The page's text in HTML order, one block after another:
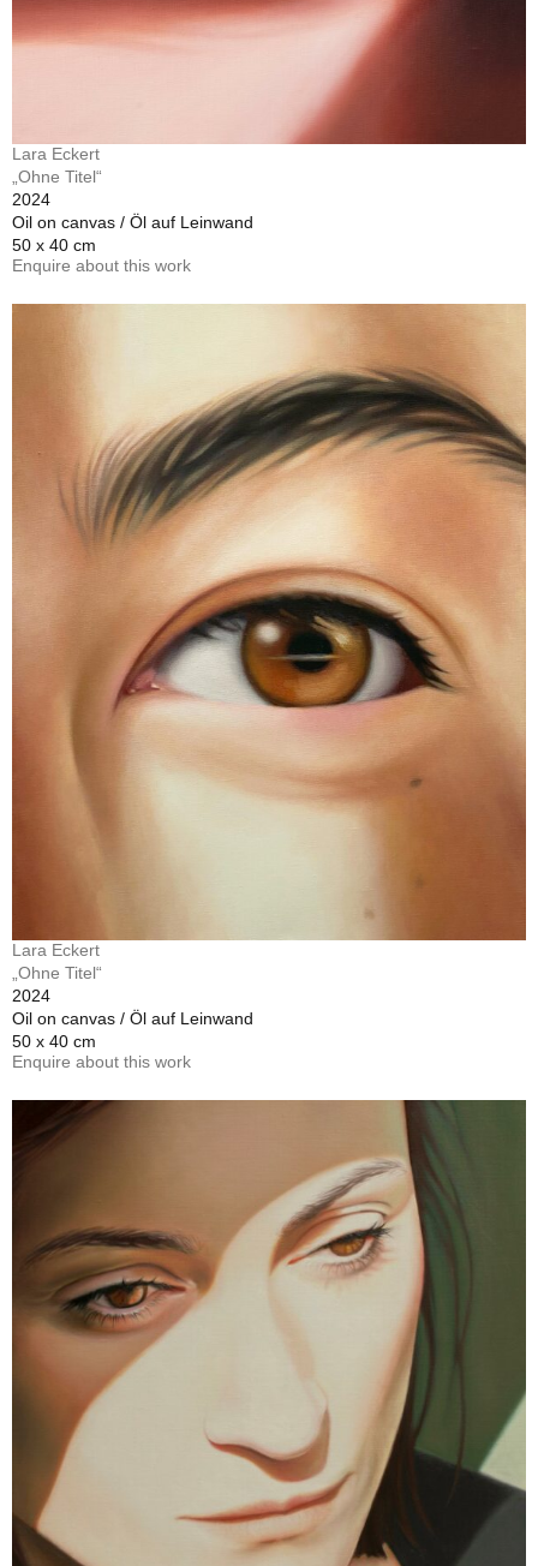
Lara Eckert
„Ohne Titel“
2024
Oil on canvas / Öl auf Leinwand
50 x 40 cm
Enquire about this work
Lara Eckert
„Ohne Titel“
2024
Oil on canvas / Öl auf Leinwand
50 x 40 cm
Enquire about this work